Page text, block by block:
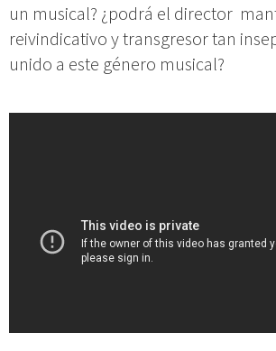
un musical? ¿podrá el director
reivindicativo y transgresor tan
unido a este género musical?